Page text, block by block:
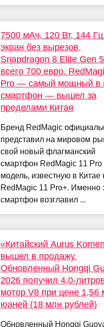
7500 мАч, 120 Вт, 144
экран без вырезов,
Snapdragon 8 Elite Gen
всего 700 евро.
Pro — самый мощный в
смартфон — вышел за
пределами Китая
Бренд RedMagic
представил на мировом
свой новый флагманский
смартфон RedMagic 11
модель, известную в Китае
RedMagic 11 Pro+. Именно
смартфон возглавил ...
«Китайский Aurus
вышел в продажу.
Обновленный Hongqi
2026 получил 4,0-
мотор V8 при цене 1,56
юаней (18 млн рублей)
Обновленный Hongqi